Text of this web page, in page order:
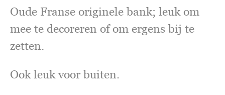
Oude Franse originele bank; leuk om
mee te decoreren of om ergens bij te
zetten.
Ook leuk voor buiten.